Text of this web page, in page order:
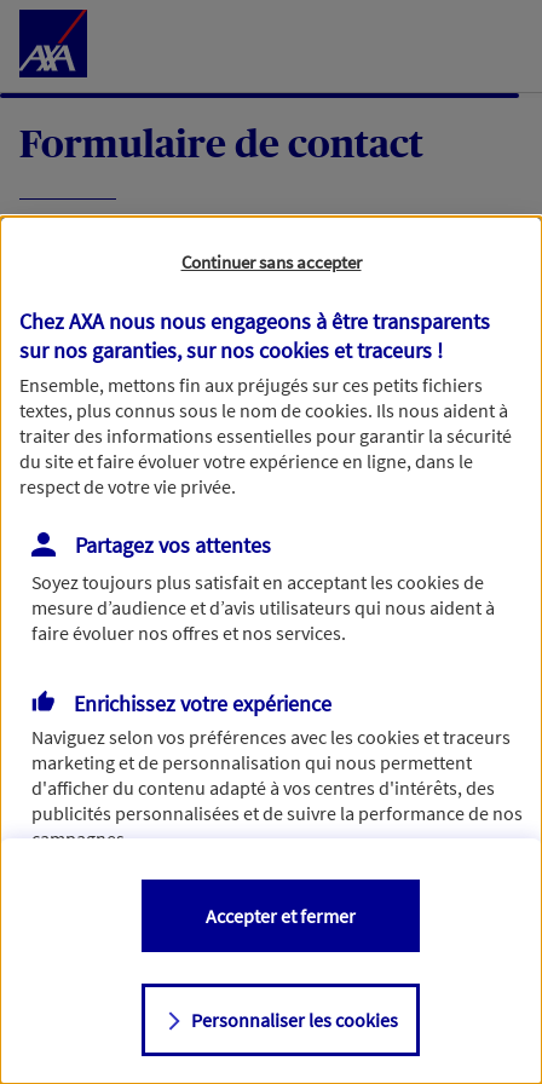
Accéder au Contenu
Formulaire de contact
demande, nous vous répondrons dans les
meilleurs délais par mail ou par téléphone.
Votre message :
Vous disposez de droits sur les informations vous concernant. Pour
plus d’informations,cliquez ici.
Continuer sans accepter
Chez AXA nous nous engageons à être transparents
sur nos garanties, sur noscookies et traceurs !
Ensemble, mettons fin aux préjugés sur ces petits fichiers
textes, plus connus sous le nom decookies. Ils nous aident à
traiter des informations essentielles pour garantir la sécurité
du site et faire évoluer votre expérience en ligne, dans le
respect de votre vie privée.
Partagez vos attentes
Soyez toujours plus satisfait en acceptant lescookiesde
mesure d’audience et d’avis utilisateurs qui nous aident à
faire évoluer nos offres et nos services.
Enrichissez votre expérience
Naviguez selon vos préférences avec lescookies et traceurs
marketing et de personnalisation qui nous permettent
d'afficher du contenu adapté à vos centres d'intérêts, des
publicités personnalisées et de suivre la performance de nos
campagnes.
Vous êtes libre de les accepter, de les refuser comme de
changer d'avis à tout moment en allant sur
Consulter notre politique decookies
Personnaliser les cookies
Accepter et fermer